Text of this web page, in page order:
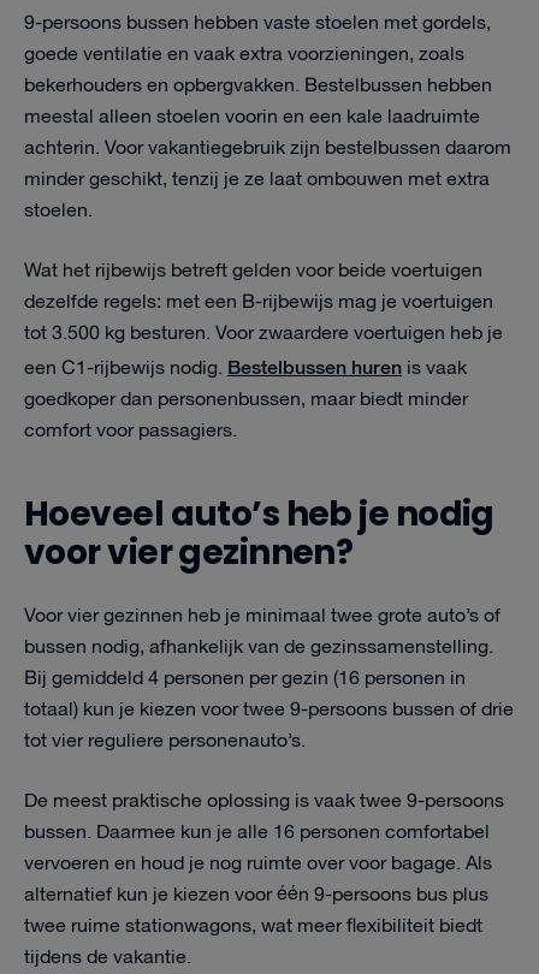
9-persoons bussen hebben vaste stoelen met gordels,
goede ventilatie en vaak extra voorzieningen, zoals
bekerhouders en opbergvakken. Bestelbussen hebben
meestal alleen stoelen voorin en een kale laadruimte
achterin. Voor vakantiegebruik zijn bestelbussen daarom
minder geschikt, tenzij je ze laat ombouwen met extra
stoelen.
Wat het rijbewijs betreft gelden voor beide voertuigen
dezelfde regels: met een B-rijbewijs mag je voertuigen
tot 3.500 kg besturen. Voor zwaardere voertuigen heb je
een C1-rijbewijs nodig. Bestelbussen huren is vaak
goedkoper dan personenbussen, maar biedt minder
comfort voor passagiers.
Hoeveel auto’s heb je nodig
voor vier gezinnen?
Voor vier gezinnen heb je minimaal twee grote auto’s of
bussen nodig, afhankelijk van de gezinssamenstelling.
Bij gemiddeld 4 personen per gezin (16 personen in
totaal) kun je kiezen voor twee 9-persoons bussen of drie
tot vier reguliere personenauto’s.
De meest praktische oplossing is vaak twee 9-persoons
bussen. Daarmee kun je alle 16 personen comfortabel
vervoeren en houd je nog ruimte over voor bagage. Als
alternatief kun je kiezen voor één 9-persoons bus plus
twee ruime stationwagons, wat meer flexibiliteit biedt
tijdens de vakantie.